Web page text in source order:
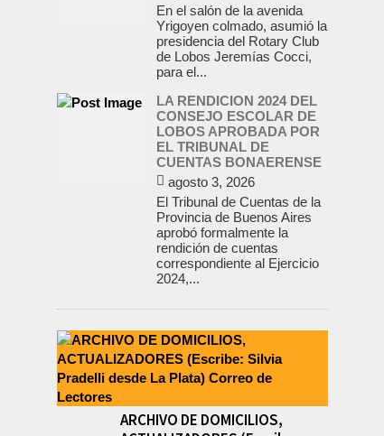
En el salón de la avenida
Yrigoyen colmado, asumió la
presidencia del Rotary Club
de Lobos Jeremías Cocci,
para el...
LA RENDICION 2024 DEL
CONSEJO ESCOLAR DE
LOBOS APROBADA POR
EL TRIBUNAL DE
CUENTAS BONAERENSE
agosto 3, 2026
El Tribunal de Cuentas de la
Provincia de Buenos Aires
aprobó formalmente la
rendición de cuentas
correspondiente al Ejercicio
2024,...
ARCHIVO DE DOMICILIOS,